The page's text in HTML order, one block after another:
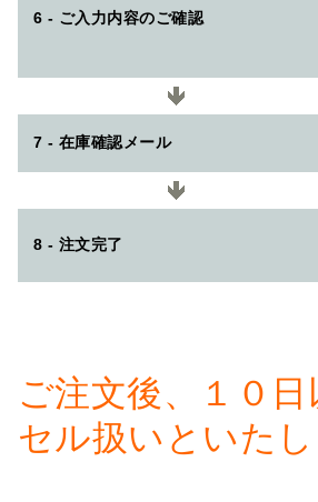
6 - ご入力内容のご確認
7 - 在庫確認メール
8 - 注文完了
ご注文後、１０
セル扱いといた